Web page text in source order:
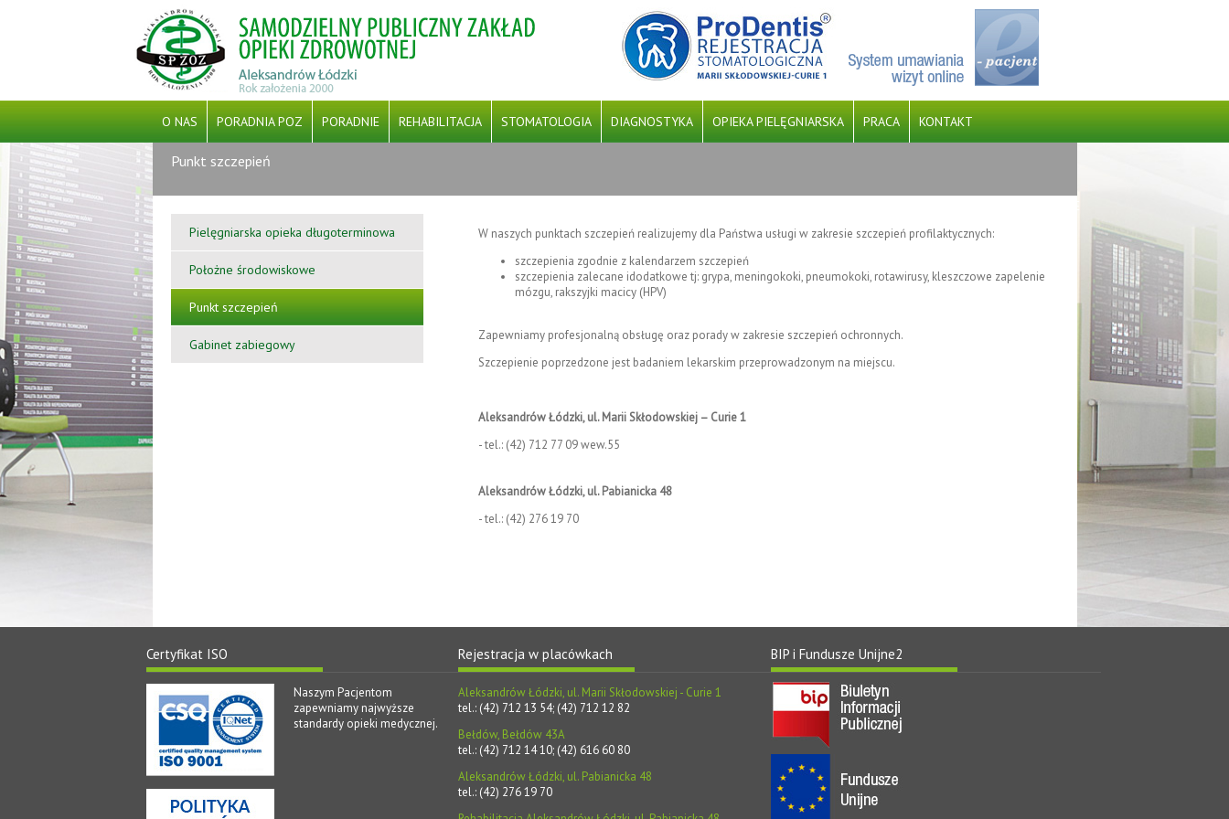
O NAS PORADNIA POZ PORADNIE REHABILITACJA STOMATOLOGIA DIAGNOSTYKA OPIEKA PIELĘGNIARSKA PRACA KONTAKT
CYBERBEZPIECZEŃSTWO
ŚRODKÓW EUROPEJSKIEGO FUNDUSZU ROZWOJU REGIONALNEGO W RAMACH PROGRAMU FUNDUSZE EUROPEJSKIE NA INFRASTRUKTURĘ, KLIMAT, Ś
Punkt szczepień
Pielęgniarska opieka długoterminowa
Położne środowiskowe
Punkt szczepień
Gabinet zabiegowy
W naszych punktach szczepień realizujemy dla Państwa usługi w zakresie szczepień profilaktycznych:
szczepienia zgodnie z kalendarzem szczepień
szczepienia zalecane idodatkowe tj: grypa, meningokoki, pneumokoki, rotawirusy, kleszczowe zapelenie
mózgu, rakszyjki macicy (HPV)
Zapewniamy profesjonalną obsługę oraz porady w zakresie szczepień ochronnych.
Szczepienie poprzedzone jest badaniem lekarskim przeprowadzonym na miejscu.
Aleksandrów Łódzki, ul. Marii Skłodowskiej – Curie 1
- tel.: (42) 712 77 09 wew.55
Aleksandrów Łódzki, ul. Pabianicka 48
- tel.: (42) 276 19 70
Certyfikat ISO Rejestracja w placówkach BIP i Fundusze Unijne2
Naszym Pacjentom
zapewniamy najwyższe
standardy opieki medycznej.
Aleksandrów Łódzki, ul. Marii Skłodowskiej - Curie 1
tel.: (42) 712 13 54; (42) 712 12 82
Bełdów, Bełdów 43A
tel.: (42) 712 14 10; (42) 616 60 80
Aleksandrów Łódzki, ul. Pabianicka 48
tel.: (42) 276 19 70